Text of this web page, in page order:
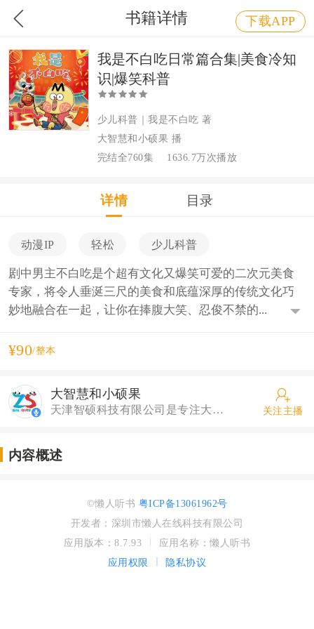
书籍详情 下载APP
我是不白吃日常篇合集|美食冷知
识|爆笑科普
少儿科普｜我是不白吃 著
大智慧和小硕果 播
完结全760集
1636.7万次播放
详情 目录
动漫IP 轻松 少儿科普
剧中男主不白吃是个超有文化又爆笑可爱的二次元美食
专家，将令人垂涎三尺的美食和底蕴深厚的传统文化巧
妙地融合在一起，让你在捧腹大笑、忍俊不禁的...
¥90/整本
大智慧和小硕果
天津智硕科技有限公司是专注大屏端的内容运营平台， 团队成员拥有超过多年的内容运营成功经验。与各大 互联网电视企业建立了深厚合作关系。天津智硕致力 成为大屏端和智能终端，知识付费内容领先的渠道运 营商。 内容辐射终端涵盖数字电视、IPTV、OTT、移动互联 网和PC端等。利用智能电视平台的服务与运营实现 渠道收益。 关注主播
内容概述
©懒人听书 粤ICP备13061962号
开发者：深圳市懒人在线科技有限公司
应用版本：8.7.93
应用名称：懒人听书
应用权限
隐私协议